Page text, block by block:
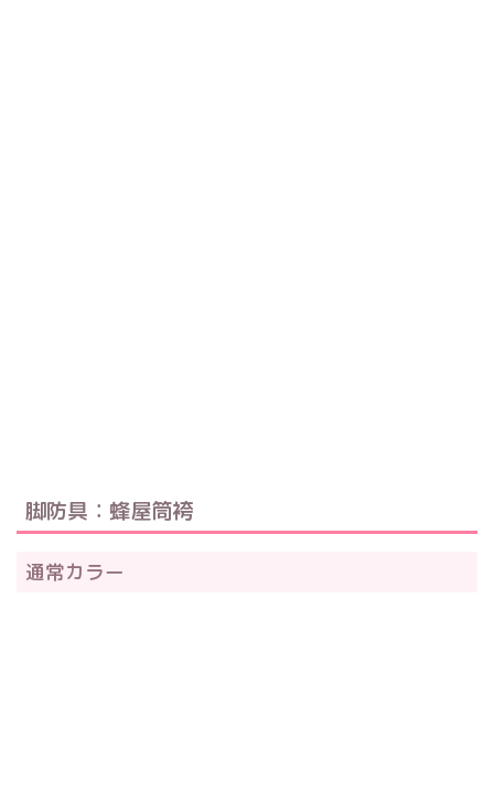
脚防具：蜂屋筒袴
通常カラー